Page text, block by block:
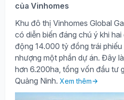
của Vinhomes
Khu đô thị Vinhomes Global
có diễn biến đáng chú ý khi
động 14.000 tỷ đồng trái
nhượng một phần dự án. Đây
hơn 6.200ha, tổng vốn đầu tư
Quảng Ninh. Xem thêm